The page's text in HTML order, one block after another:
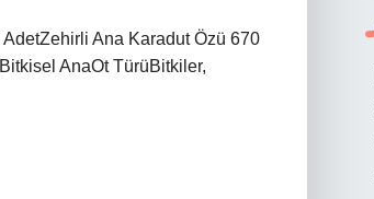
AdetZehirli Ana Karadut Özü 670
AnaOt TürüBitkiler,